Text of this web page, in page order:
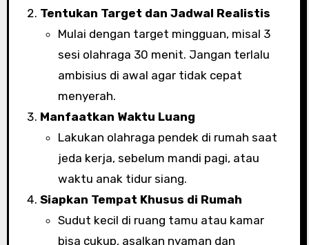
Tentukan Target dan Jadwal Realistis
Mulai dengan target mingguan, misal 3
sesi olahraga 30 menit. Jangan terlalu
ambisius di awal agar tidak cepat
menyerah.
Manfaatkan Waktu Luang
Lakukan olahraga pendek di rumah saat
jeda kerja, sebelum mandi pagi, atau
waktu anak tidur siang.
Siapkan Tempat Khusus di Rumah
Sudut kecil di ruang tamu atau kamar
bisa cukup, asalkan nyaman dan